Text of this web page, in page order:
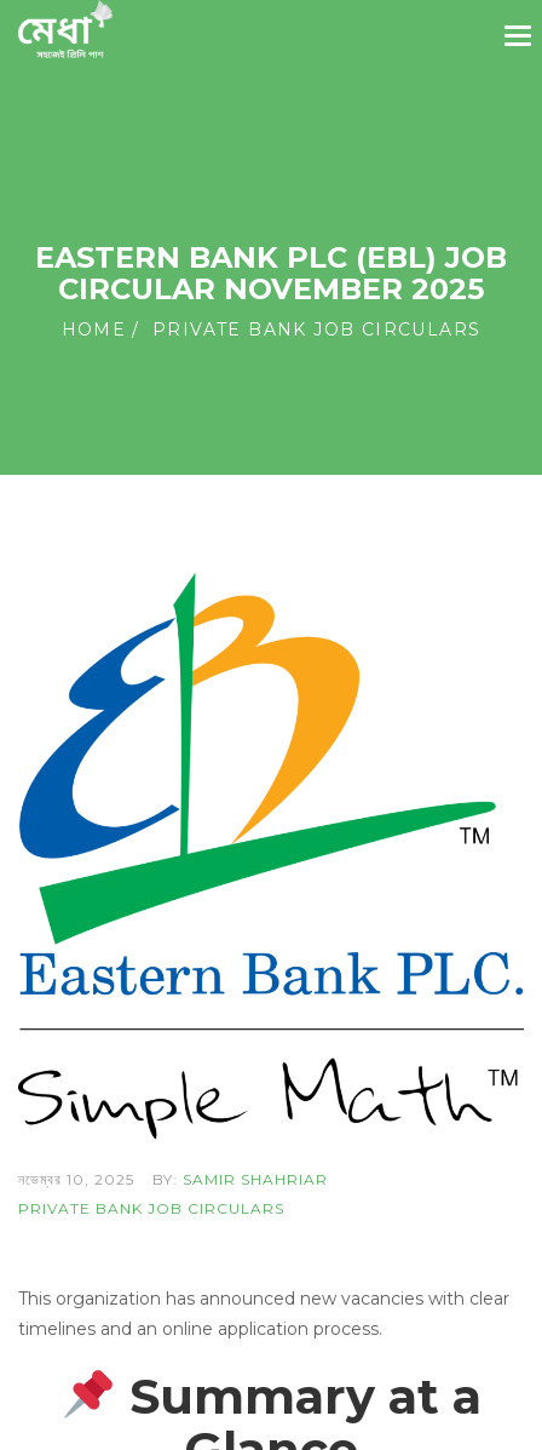
EASTERN BANK PLC (EBL) JOB
CIRCULAR NOVEMBER 2025
HOME PRIVATE BANK JOB CIRCULARS
নভেম্বর 10, 2025 BY: SAMIR SHAHRIAR
PRIVATE BANK JOB CIRCULARS
This organization has announced new vacancies with clear
timelines and an online application process.
Summary at a